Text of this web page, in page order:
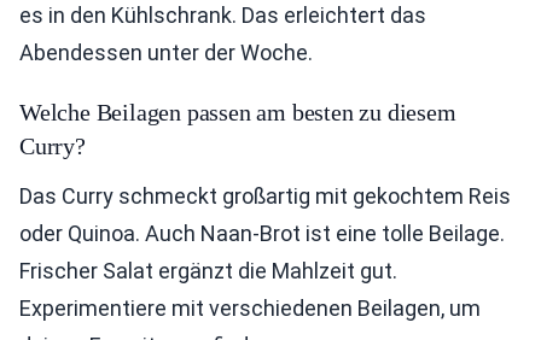
es in den Kühlschrank. Das erleichtert das
Abendessen unter der Woche.
Welche Beilagen passen am besten zu diesem
Curry?
Das Curry schmeckt großartig mit gekochtem Reis
oder Quinoa. Auch Naan-Brot ist eine tolle Beilage.
Frischer Salat ergänzt die Mahlzeit gut.
Experimentiere mit verschiedenen Beilagen, um